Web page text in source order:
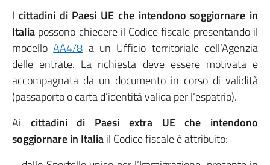
I cittadini di Paesi UE che intendono soggiornare in
Italia possono chiedere il Codice fiscale presentando il
modelloAA4/8 a un Ufficio territoriale dell’Agenzia
delle entrate. La richiesta deve essere motivata e
accompagnata da un documento in corso di validità
(passaporto o carta d’identità valida per l’espatrio).
Ai cittadini di Paesi extra UE che intendono
soggiornare in Italiail Codice fiscale è attribuito: